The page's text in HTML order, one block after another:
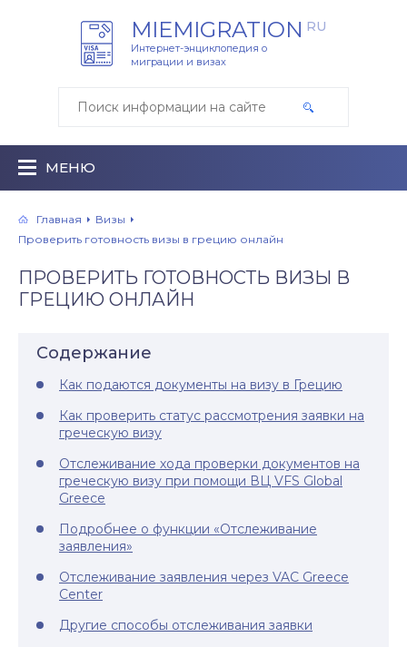
MIEMIGRATION RU
Интернет-энциклопедия о
миграции и визах
МЕНЮ
Главная
Визы
Проверить готовность визы в грецию онлайн
ПРОВЕРИТЬ ГОТОВНОСТЬ ВИЗЫ В
ГРЕЦИЮ ОНЛАЙН
Содержание
Как подаются документы на визу в Грецию
Как проверить статус рассмотрения заявки на
греческую визу
Отслеживание хода проверки документов на
греческую визу при помощи ВЦ VFS Global
Greece
Подробнее о функции «Отслеживание
заявления»
Отслеживание заявления через VAC Greece
Center
Другие способы отслеживания заявки